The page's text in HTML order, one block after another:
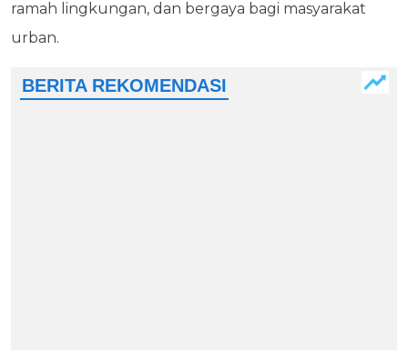
ramah lingkungan, dan bergaya bagi masyarakat
urban.